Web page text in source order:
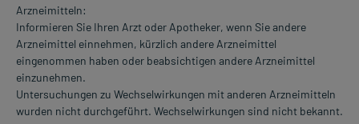
Arzneimitteln:
Informieren Sie Ihren Arzt oder Apotheker, wenn Sie andere
Arzneimittel einnehmen, kürzlich andere Arzneimittel
eingenommen haben oder beabsichtigen andere Arzneimittel
einzunehmen.
Untersuchungen zu Wechselwirkungen mit anderen Arzneimitteln
wurden nicht durchgeführt. Wechselwirkungen sind nicht bekannt.